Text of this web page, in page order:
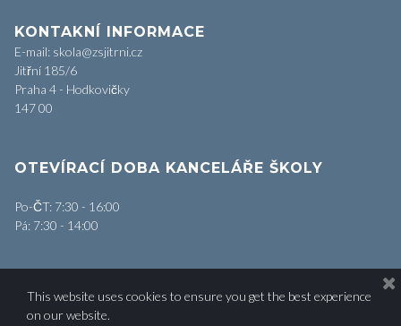
KONTAKNÍ INFORMACE
E-mail: skola@zsjitrni.cz
Jitřní 185/6
Praha 4 - Hodkovičky
147 00
OTEVÍRACÍ DOBA KANCELÁŘE ŠKOLY
Po-ČT: 7:30 - 16:00
Pá: 7:30 - 14:00
© 2018 All rights reserved by ZŠ Jitřní | Hosted by XPIS.cz
This website uses cookies to ensure you get the best experience
on our website.